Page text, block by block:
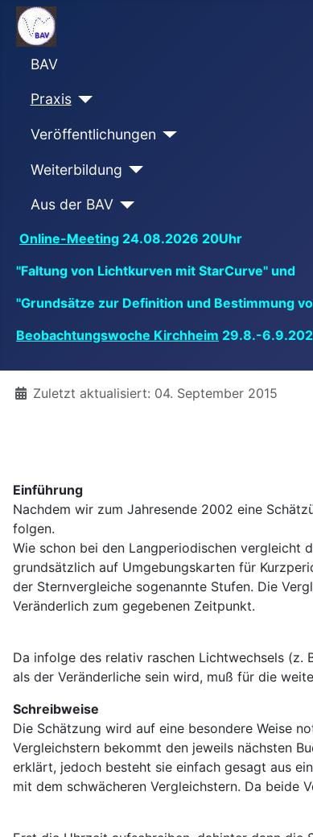
BAV
Praxis
Veröffentlichungen
Weiterbildung
Aus der BAV
Online-Meeting 24.08.2026 20Uhr
"Faltung von Lichtkurven mit StarCurve" und
"Grundsätze zur Definition und Bestimmung
Beobachtungswoche Kirchheim 29.8.-
DetailsZuletzt aktualisiert: 04. September 2015
Einführung
Nachdem wir zum Jahresende 2002 eine
folgen.
Wie schon bei den Langperiodischen vergleicht
grundsätzlich auf Umgebungskarten für
der Sternvergleiche sogenannte Stufen. Die
Veränderlich zum gegebenen Zeitpunkt.
Da infolge des relativ raschen Lichtwechsels (z.
als der Veränderliche sein wird, muß für die
Schreibweise
Die Schätzung wird auf eine besondere Weise
Vergleichstern bekommt den jeweils nächsten
erklärt, jedoch besteht sie einfach gesagt aus
mit dem schwächeren Vergleichstern. Da beide